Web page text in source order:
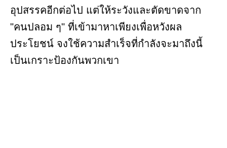
อุปสรรคอีกต่อไป แต่ให้ระวังและตัดขาดจาก
"คนปลอม ๆ" ที่เข้ามาหาเพียงเพื่อหวังผล
ประโยชน์ จงใช้ความสำเร็จที่กำลังจะมาถึงนี้
เป็นเกราะป้องกันพวกเขา